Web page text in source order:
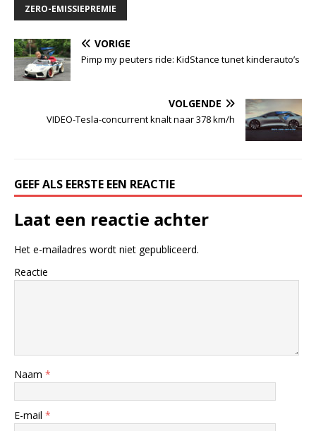
ZERO-EMISSIEPREMIE
VORIGE
Pimp my peuters ride: KidStance tunet kinderauto’s
VOLGENDE
VIDEO-Tesla-concurrent knalt naar 378 km/h
GEEF ALS EERSTE EEN REACTIE
Laat een reactie achter
Het e-mailadres wordt niet gepubliceerd.
Reactie
Naam *
E-mail *